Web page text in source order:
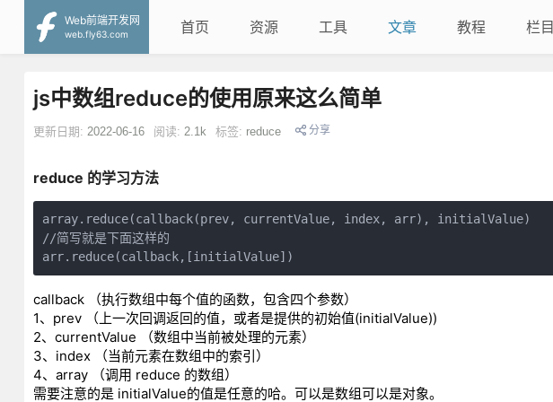
Web前端开发网
web.fly63.com
首页 资源 工具 文章 教程 栏目
js中数组reduce的使用原来这么简单
更新日期: 2022-06-16 阅读: 2.1k 标签: reduce 分享
reduce 的学习方法
array.reduce(callback(prev, currentValue, index, arr), initialValue)
//简写就是下面这样的
arr.reduce(callback,[initialValue])
callback （执行数组中每个值的函数，包含四个参数）
1、prev （上一次回调返回的值，或者是提供的初始值(initialValue))
2、currentValue （数组中当前被处理的元素）
3、index （当前元素在数组中的索引）
4、array （调用 reduce 的数组）
需要注意的是 initialValue的值是任意的哈。可以是数组可以是对象。